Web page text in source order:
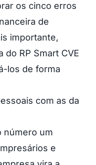
os cinco erros
de
importante,
RP Smart CVE
los de forma
com as da
número um
e